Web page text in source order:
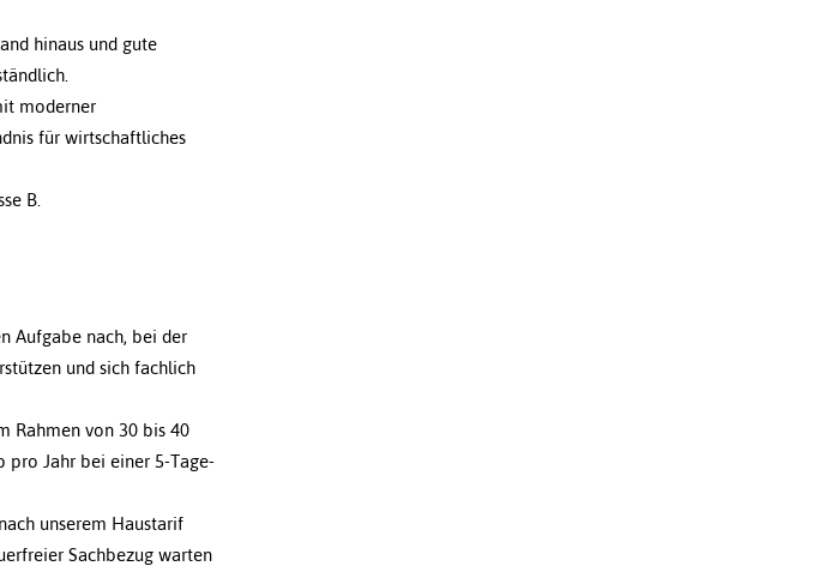
hinaus und gute
moderner
für wirtschaftliches
B.
Aufgabe nach, bei der
und sich fachlich
Rahmen von 30 bis 40
pro Jahr bei einer 5-Tage-
unserem Haustarif
Sachbezug warten